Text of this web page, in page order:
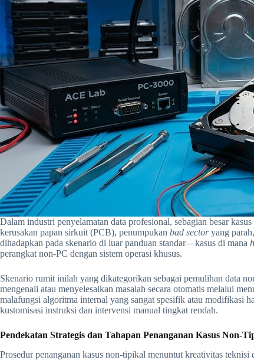
Dalam industri penyelamatan data profesional, sebagian besar
kerusakan papan sirkuit (PCB), penumpukan bad sectoryang
dihadapkan pada skenario di luar panduan standar—kasus di mana
perangkat non-PC dengan sistem operasi khusus.
Skenario rumit inilah yang dikategorikan sebagai pemulihan data
mengenali atau menyelesaikan masalah secara otomatis melalui
malafungsi algoritma internal yang sangat spesifik atau modifikasi
kustomisasi instruksi dan intervensi manual tingkat rendah.
Pendekatan Strategis dan Tahapan Penanganan Kasus Non-
Prosedur penanganan kasus non-tipikal menuntut kreativitas